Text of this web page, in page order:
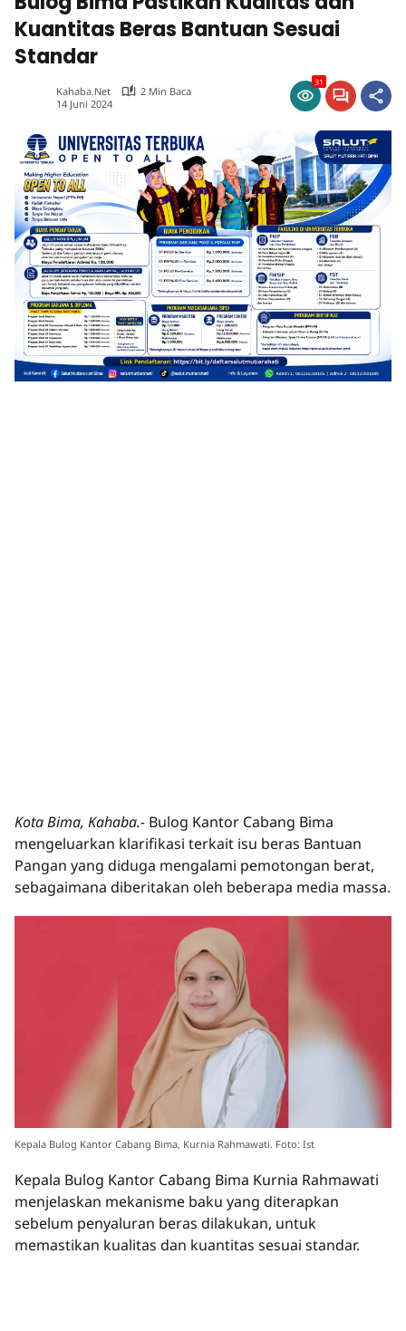
Kuantitas Beras Bantuan Sesuai
Standar
Kahaba.net
2 Min Baca
14 Juni 2024
31
Kota Bima, Kahaba.- Bulog Kantor Cabang Bima
mengeluarkan klarifikasi terkait isu beras Bantuan
Pangan yang diduga mengalami pemotongan berat,
sebagaimana diberitakan oleh beberapa media massa.
Kepala Bulog Kantor Cabang Bima, Kurnia Rahmawati. Foto: Ist
Kepala Bulog Kantor Cabang Bima Kurnia Rahmawati
menjelaskan mekanisme baku yang diterapkan
sebelum penyaluran beras dilakukan, untuk
memastikan kualitas dan kuantitas sesuai standar.